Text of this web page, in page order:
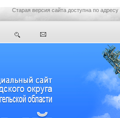
Старая версия сайта доступна по адресу